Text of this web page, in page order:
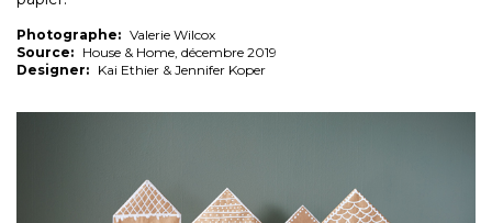
Photographe: Valerie Wilcox
Source: House & Home, décembre 2019
Designer: Kai Ethier & Jennifer Koper